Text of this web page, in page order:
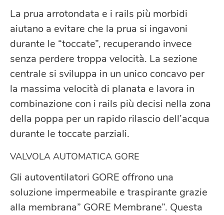
La prua arrotondata e i rails più morbidi
aiutano a evitare che la prua si ingavoni
durante le “toccate”, recuperando invece
senza perdere troppa velocità. La sezione
centrale si sviluppa in un unico concavo per
la massima velocità di planata e lavora in
combinazione con i rails più decisi nella zona
della poppa per un rapido rilascio dell’acqua
durante le toccate parziali.
VALVOLA AUTOMATICA GORE
Gli autoventilatori GORE offrono una
soluzione impermeabile e traspirante grazie
alla membrana” GORE Membrane”. Questa